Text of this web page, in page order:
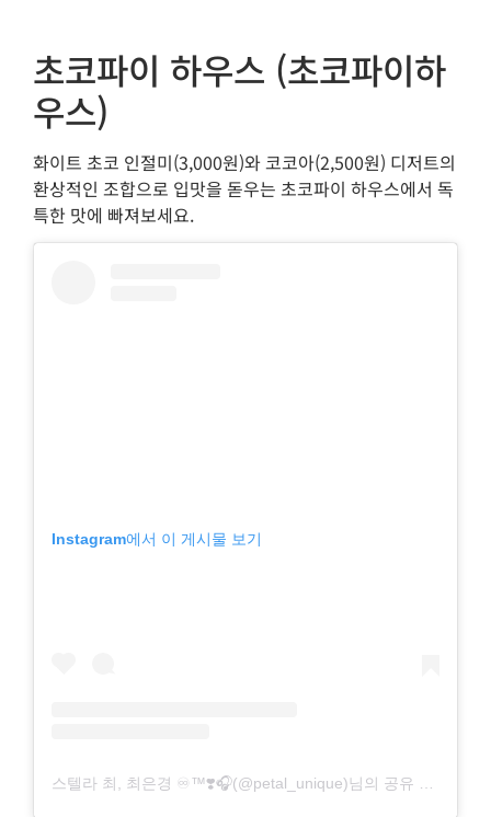
초코파이 하우스 (초코파이하
우스)
화이트 초코 인절미(3,000원)와 코코아(2,500원) 디저트의
환상적인 조합으로 입맛을 돋우는 초코파이 하우스에서 독
특한 맛에 빠져보세요.
Instagram에서 이 게시물 보기